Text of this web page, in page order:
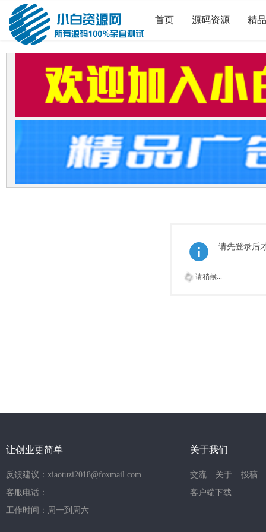
首页 源码资源 精
请先登录后
请稍候...
让创业更简单
反馈建议：xiaotuzi2018@foxmail.com
客服电话：
工作时间：周一到周六
关于我们
交流 关于
投稿
客户端下载